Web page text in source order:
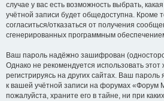
случае у вас есть возможность выбрать,
учётной записи будет общедоступна. Кроме
согласиться/отказаться от получения
сгенерированных программным
Ваш пароль надёжно зашифрован
Однако не рекомендуется использовать
регистрируясь на других сайтах. Ваш пароль
к вашей учётной записи на форумах «Форум
пожалуйста, храните его в тайне, ни при